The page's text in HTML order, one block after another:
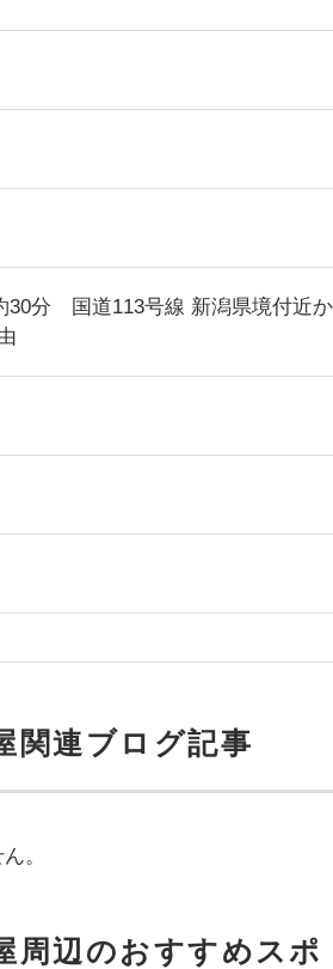
30分 国道113号線 新潟県境付近か
関連ブログ記事
。
周辺のおすすめスポ